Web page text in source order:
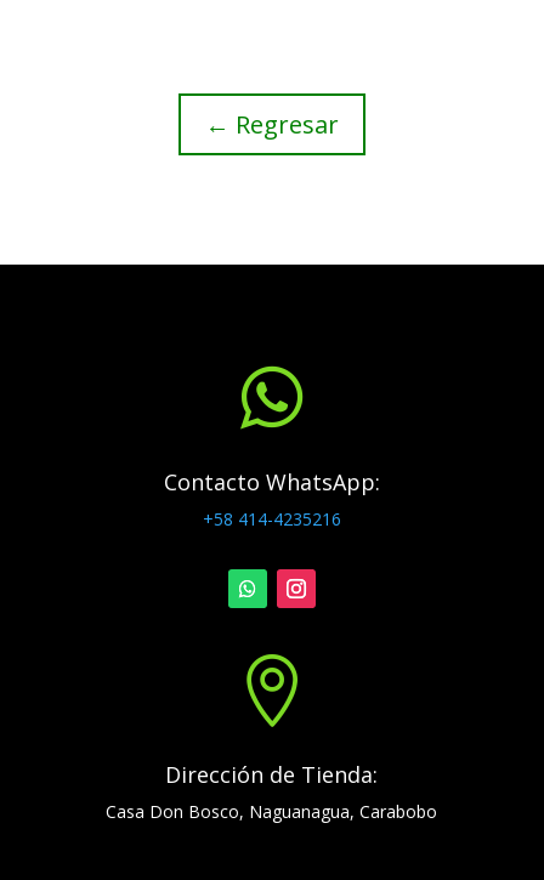
← Regresar

Contacto WhatsApp:
+58 414-4235216

Dirección de Tienda:
Casa Don Bosco, Naguanagua, Carabobo